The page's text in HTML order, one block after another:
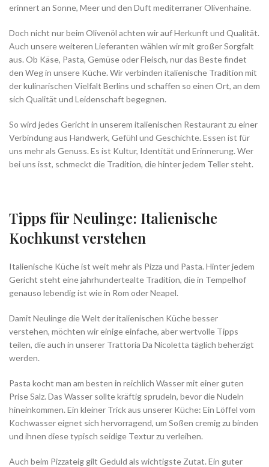
erinnert an Sonne, Meer und den Duft mediterraner Olivenhaine.
Doch nicht nur beim Olivenöl achten wir auf Herkunft und Qualität.
Auch unsere weiteren Lieferanten wählen wir mit großer Sorgfalt
aus. Ob Käse, Pasta, Gemüse oder Fleisch, nur das Beste findet
den Weg in unsere Küche. Wir verbinden italienische Tradition mit
der kulinarischen Vielfalt Berlins und schaffen so einen Ort, an dem
sich Qualität und Leidenschaft begegnen.
So wird jedes Gericht in unserem italienischen Restaurant zu einer
Verbindung aus Handwerk, Gefühl und Geschichte. Essen ist für
uns mehr als Genuss. Es ist Kultur, Identität und Erinnerung. Wer
bei uns isst, schmeckt die Tradition, die hinter jedem Teller steht.
Tipps für Neulinge: Italienische
Kochkunst verstehen
Italienische Küche ist weit mehr als Pizza und Pasta. Hinter jedem
Gericht steht eine jahrhundertealte Tradition, die in Tempelhof
genauso lebendig ist wie in Rom oder Neapel.
Damit Neulinge die Welt der italienischen Küche besser
verstehen, möchten wir einige einfache, aber wertvolle Tipps
teilen, die auch in unserer Trattoria Da Nicoletta täglich beherzigt
werden.
Pasta kocht man am besten in reichlich Wasser mit einer guten
Prise Salz. Das Wasser sollte kräftig sprudeln, bevor die Nudeln
hineinkommen. Ein kleiner Trick aus unserer Küche: Ein Löffel vom
Kochwasser eignet sich hervorragend, um Soßen cremig zu binden
und ihnen diese typisch seidige Textur zu verleihen.
Auch beim Pizzateig gilt Geduld als wichtigste Zutat. Ein guter